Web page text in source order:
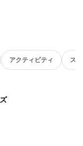
アクティビティ ス